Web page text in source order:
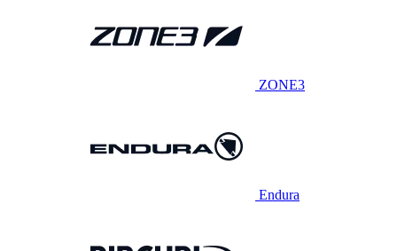
ZONE3
Endura